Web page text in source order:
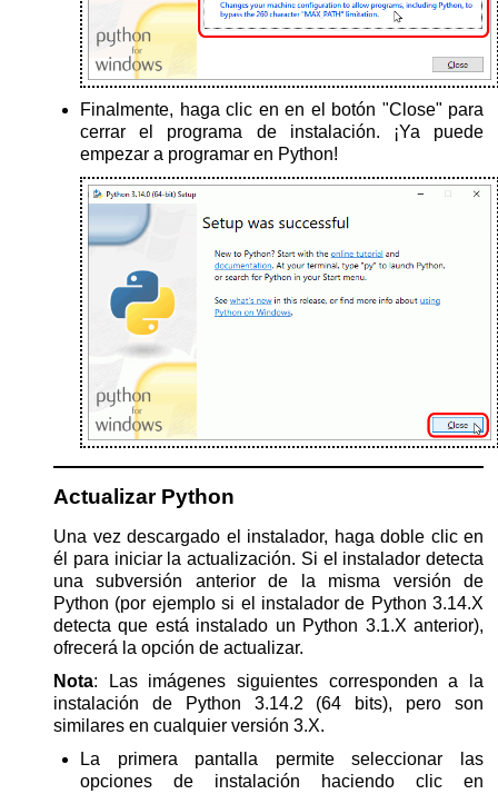
Finalmente, haga clic en en el botón "Close" para
cerrar el programa de instalación. ¡Ya puede
empezar a programar en Python!
Actualizar Python
Una vez descargado el instalador, haga doble clic en
él para iniciar la actualización. Si el instalador detecta
una subversión anterior de la misma versión de
Python (por ejemplo si el instalador de Python 3.14.X
detecta que está instalado un Python 3.1.X anterior),
ofrecerá la opción de actualizar.
Nota: Las imágenes siguientes corresponden a la
instalación de Python 3.14.2 (64 bits), pero son
similares en cualquier versión 3.X.
La primera pantalla permite seleccionar las
opciones de instalación haciendo clic en